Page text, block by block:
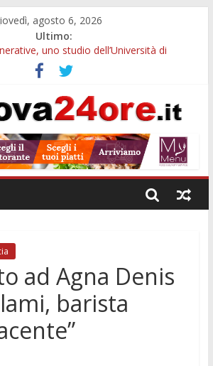
agosto 6, 2026
Ultimo:
uno studio dell’Università di
intestinale
10: Hiroshima, nuovo corso MedTech,
mercati esteri
ore 21: SIT torna all’utile, crescono le
alle imprese del Padovano:
sugli investimenti
non fanno perdere la NASpI: le tutele
di genere
ad Agna Denis
barista